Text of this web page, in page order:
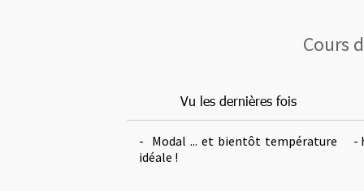
Cours
Vu les dernières fois
- Modal ... et bientôt température
idéale !
-